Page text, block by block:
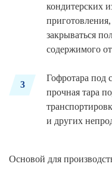
кондитерских
закрываться
содержимого
3
Гофротара под
прочная тара
и других
Основой для